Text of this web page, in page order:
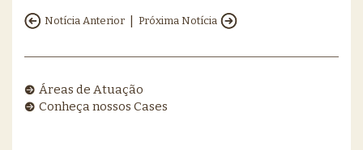
Notícia Anterior | Próxima Notícia
Áreas de Atuação
Conheça nossos Cases